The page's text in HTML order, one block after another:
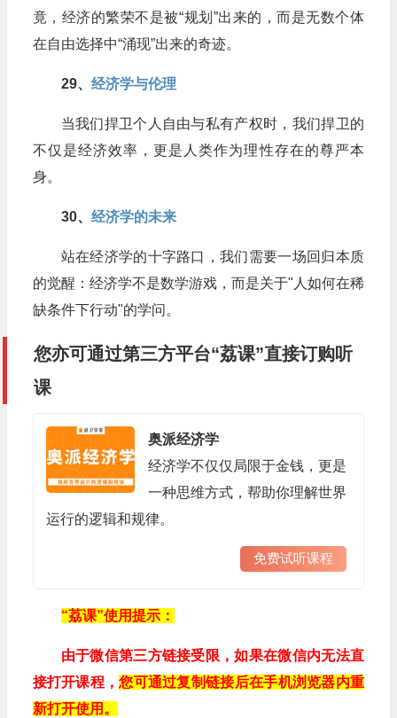
竟，经济的繁荣不是被“规划”出来的，而是无数个体
在自由选择中“涌现”出来的奇迹。
29、 ​经济学与伦理
当我们捍卫个人自由与私有产权时，我们捍卫的
不仅是经济效率，更是人类作为理性存在的尊严本
身。
30、​ 经济学的未来
站在经济学的十字路口，我们需要一场回归本质
的觉醒：经济学不是数学游戏，而是关于"人如何在稀
缺条件下行动"的学问。
您亦可通过第三方平台“荔课”直接订购听
课
奥派经济学
经济学不仅仅局限于金钱，更是
一种思维方式，帮助你理解世界
运行的逻辑和规律。
免费试听课程
“荔课”使用提示：
由于微信第三方链接受限，如果在微信内无法直
接打开课程，您可通过复制链接后在手机浏览器内重
新打开使用。